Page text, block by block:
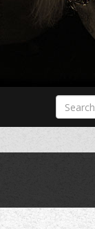
Search
form
Search